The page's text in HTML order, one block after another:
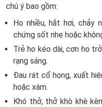
chú ý bao gồm:
Ho nhiều, hắt hơi,
chứng sốt nhẹ hoặc
Trẻ ho kéo dài, cơn ho
rạng sáng.
Đau rát cổ họng, xuất
hoặc xám.
Khó thở, thở khò khè